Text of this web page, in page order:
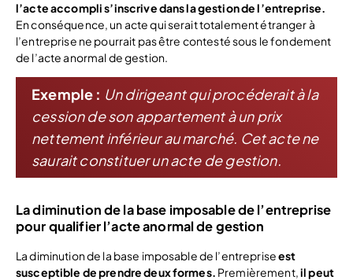
l’acte accompli s’inscrive dans la gestion de l’entreprise.
En conséquence, un acte qui serait totalement étranger à
l’entreprise ne pourrait pas être contesté sous le fondement
de l’acte anormal de gestion.
Exemple : Un dirigeant qui procéderait à la
cession de son appartement à un prix
nettement inférieur au marché. Cet acte ne
saurait constituer un acte de gestion.
La diminution de la base imposable de l’entreprise
pour qualifier l’acte anormal de gestion
La diminution de la base imposable de l’entrepriseest
susceptible de prendre deux formes. Premièrement,il peut